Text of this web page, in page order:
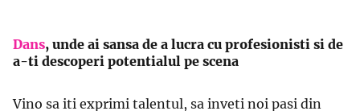
Dans, unde ai sansa de a lucra cu profesionisti si de
a-ti descoperi potentialul pe scena
Vino sa iti exprimi talentul, sa inveti noi pasi din